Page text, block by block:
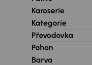
Karoserie
Kategorie
Převodovka
Pohon
Barva